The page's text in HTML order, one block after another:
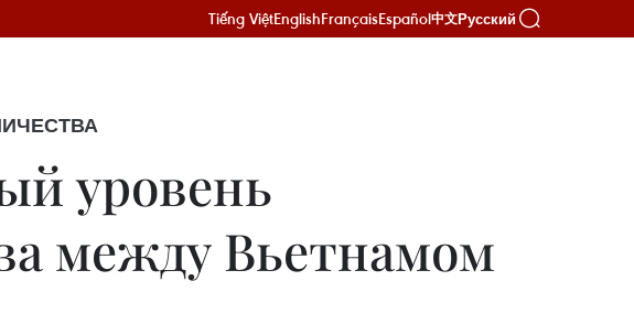
Tiếng ViệtEnglishFrançaisEspañol中文Русский
уровень
между Вьетнамом